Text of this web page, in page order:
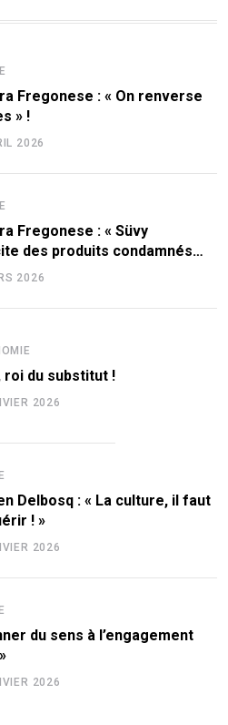
Fregonese : « On renverse
» !
2026
Fregonese : « Süvy
des produits condamnés
! »
2026
roi du substitut !
2026
Delbosq : « La culture, il faut
! »
2026
du sens à l’engagement
2026